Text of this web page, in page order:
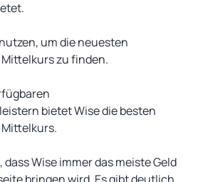
nutzen, um die neuesten
zu finden.
bietet Wise die besten
Wise immer das meiste Geld